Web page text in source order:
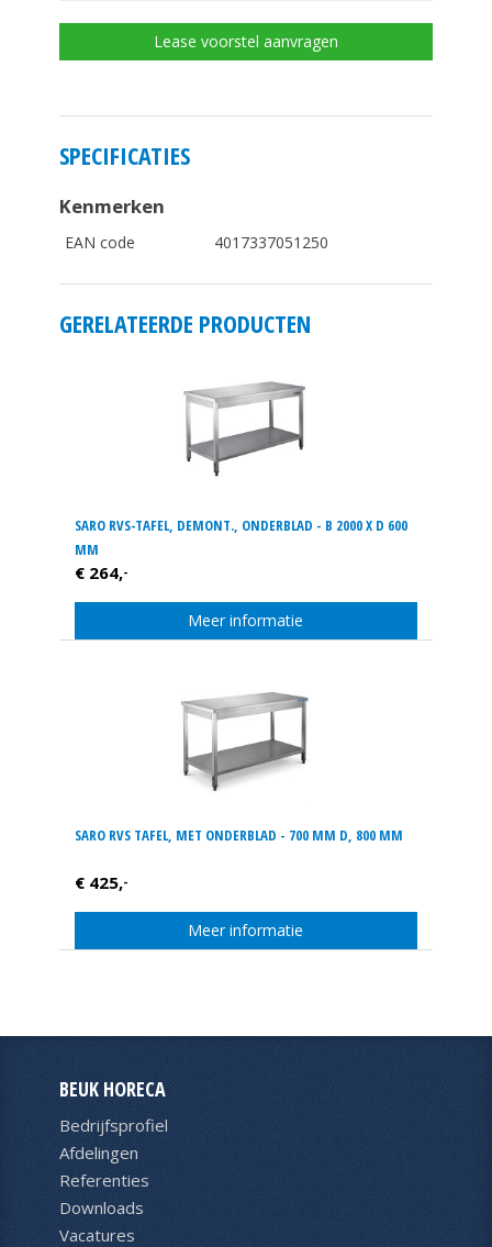
Lease voorstel aanvragen
SPECIFICATIES
Kenmerken
EAN code 4017337051250
GERELATEERDE PRODUCTEN
SARO RVS-TAFEL, DEMONT., ONDERBLAD - B 2000 X D 600
MM
€ 264,-
Meer informatie
SARO RVS TAFEL, MET ONDERBLAD - 700 MM D, 800 MM
€ 425,-
Meer informatie
BEUK HORECA
Bedrijfsprofiel
Afdelingen
Referenties
Downloads
Vacatures